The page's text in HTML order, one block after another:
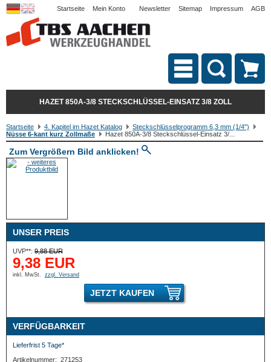
Startseite Mein Konto Newsletter Sitemap Impressum AGB
HAZET 850A-3/8 STECKSCHLÜSSEL-EINSATZ 3/8 ZOLL
Startseite 4. Kapitel im Hazet Katalog
Steckschlüsselprogramm 6,3 mm (1/4")
Nüsse 6-kant kurz Zollmaße
Hazet 850A-3/8 Steckschlüssel-Einsatz 3/...
Zum Vergrößern Bild anklicken!
UNSER PREIS
UVP**: 9,88 EUR
9,38 EUR
inkl. MwSt. zzgl. Versand
JETZT KAUFEN
VERFÜGBARKEIT
Lieferfrist 5 Tage*
Artikelnummer: 271253